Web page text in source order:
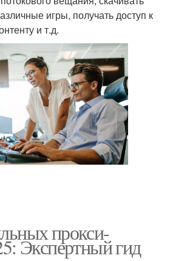
игры, получать доступ к
и т.д.
прокси-
Экспертный гид